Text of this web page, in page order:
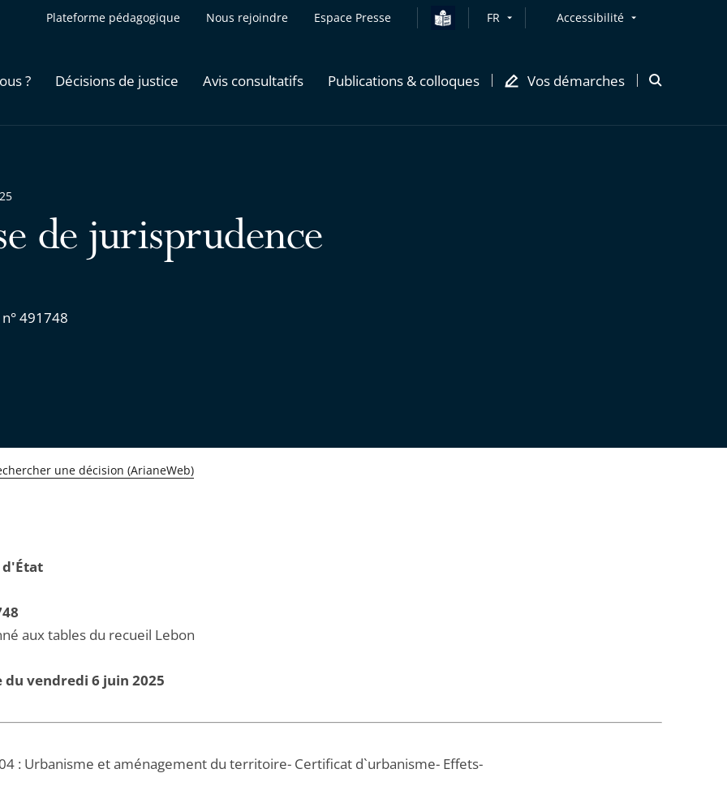
Plateforme pédagogique Nous rejoindre Espace Presse FR Accessibilité
? Décisions de justice Avis consultatifs Publications & colloques Vos démarches
Ouvrir
de jurisprudence
491748
une décision (ArianeWeb)
d'État
aux tables du recueil Lebon
du vendredi 6 juin 2025
: Urbanisme et aménagement du territoire- Certificat d`urbanisme- Effets-